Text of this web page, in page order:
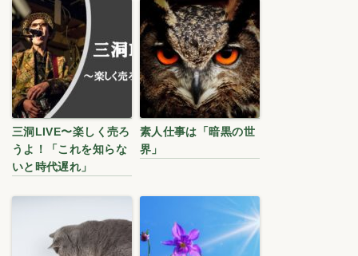
三洞LIVE〜楽しく売ろ
うよ！「これを知らな
いと時代遅れ」
素人仕事は「暗黒の世
界」